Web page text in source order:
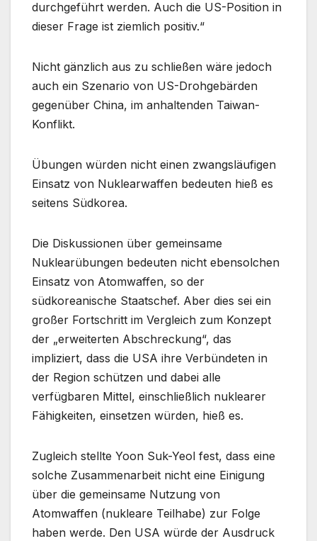
durchgeführt werden. Auch die US-Position in
dieser Frage ist ziemlich positiv.“
Nicht gänzlich aus zu schließen wäre jedoch
auch ein Szenario von US-Drohgebärden
gegenüber China, im anhaltenden Taiwan-
Konflikt.
Übungen würden nicht einen zwangsläufigen
Einsatz von Nuklearwaffen bedeuten hieß es
seitens Südkorea.
Die Diskussionen über gemeinsame
Nuklearübungen bedeuten nicht ebensolchen
Einsatz von Atomwaffen, so der
südkoreanische Staatschef. Aber dies sei ein
großer Fortschritt im Vergleich zum Konzept
der „erweiterten Abschreckung“, das
impliziert, dass die USA ihre Verbündeten in
der Region schützen und dabei alle
verfügbaren Mittel, einschließlich nuklearer
Fähigkeiten, einsetzen würden, hieß es.
Zugleich stellte Yoon Suk-Yeol fest, dass eine
solche Zusammenarbeit nicht eine Einigung
über die gemeinsame Nutzung von
Atomwaffen (nukleare Teilhabe) zur Folge
haben werde. Den USA würde der Ausdruck